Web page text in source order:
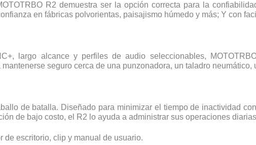
R2 demuestra ser la opción correcta para la
en fábricas polvorientas, paisajismo húmedo y más; Y con
largo alcance y perfiles de audio seleccionables,
seguro cerca de una punzonadora, un taladro neumático,
de batalla. Diseñado para minimizar el tiempo de inactividad
de bajo costo, el R2 lo ayuda a administrar sus operaciones
de escritorio, clip y manual de usuario.